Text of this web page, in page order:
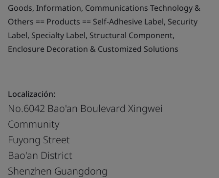
Goods, Information, Communications Technology &
Others == Products == Self-Adhesive Label, Security
Label, Specialty Label, Structural Component,
Enclosure Decoration & Customized Solutions
Localización:
No.6042 Bao'an Boulevard Xingwei
Community
Fuyong Street
Bao'an District
Shenzhen Guangdong